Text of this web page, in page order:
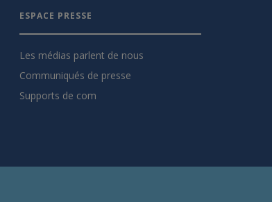
ESPACE PRESSE
Les médias parlent de nous
Communiqués de presse
Supports de com